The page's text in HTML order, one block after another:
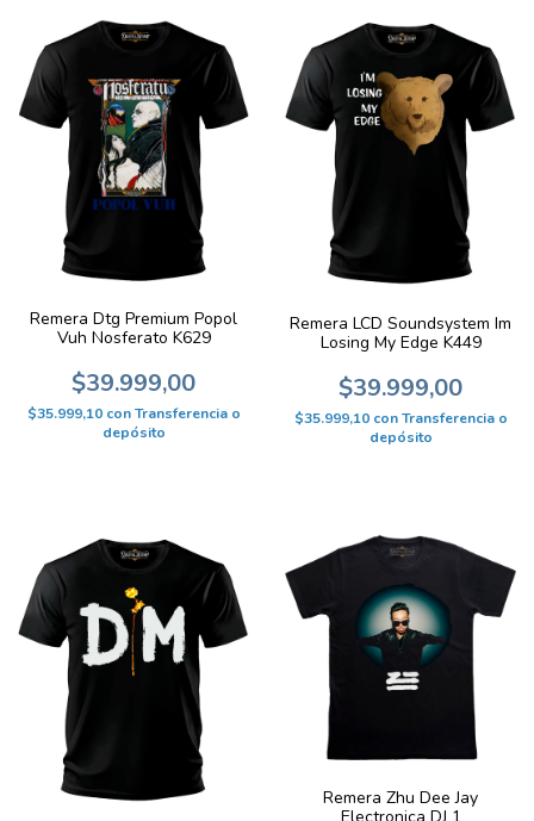
Remera Dtg Premium Popol
Vuh Nosferato K629
$39.999,00
$35.999,10 con Transferencia o
depósito
Remera LCD Soundsystem Im
Losing My Edge K449
$39.999,00
$35.999,10 con Transferencia o
depósito
Remera Zhu Dee Jay